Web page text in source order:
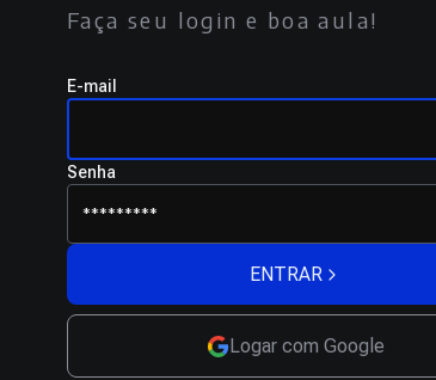
Faça seu login e boa aula!
E-mail
Senha
ENTRAR
Logar com Google